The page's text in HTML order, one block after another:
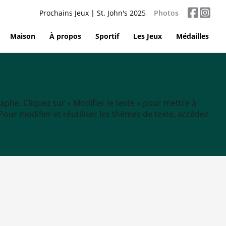
Prochains Jeux | St. John's 2025 Photos
Maison À propos Sportif Les Jeux Médailles
Cliquez sur « Modifier le texte » pour mettre à
modifier et réutiliser les thèmes de texte, accédez